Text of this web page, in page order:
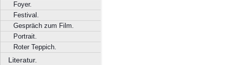
Foyer.
Festival.
Gespräch zum Film.
Portrait.
Roter Teppich.
Literatur.